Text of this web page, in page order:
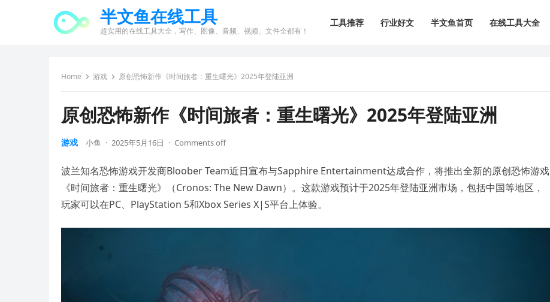
半文鱼在线工具
超实用的在线工具大全，写作、图像、音频、视频、文件全都有！
工具推荐 行业好文 半文鱼首页 在线工具大全
Home 游戏 原创恐怖新作《时间旅者：重生曙光》2025年登陆亚洲
原创恐怖新作《时间旅者：重生曙光》2025年登陆亚洲
游戏 小鱼 · 2025年5月16日 · Comments off
波兰知名恐怖游戏开发商Bloober Team近日宣布与Sapphire Entertainment达成合作，将推出全新的原创恐怖游戏
《时间旅者：重生曙光》（Cronos: The New Dawn）。这款游戏预计于2025年登陆亚洲市场，包括中国等地区，
玩家可以在PC、PlayStation 5和Xbox Series X|S平台上体验。